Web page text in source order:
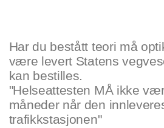
Har du bestått teori må
være levert Statens
kan bestilles.
"Helseattesten MÅ ikke
måneder når den
trafikkstasjonen"